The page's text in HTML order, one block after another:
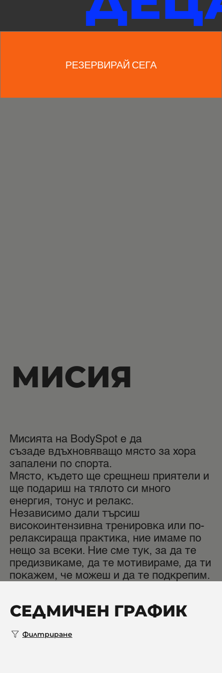
РЕЗЕРВИРАЙ СЕГА
МИСИЯ
Мисията на BodySpot е да
съзаде вдъхновяващо място за хора
запалени по спорта.
Място, където ще срещнеш приятели и
ще подариш на тялото си много
енергия, тонус и релакс.
Независимо дали търсиш
високоинтензивна тренировка или по-
релаксираща практика, ние имаме по
нещо за всеки. Ние сме тук, за да те
предизвикаме, да те мотивираме, да ти
покажем, че можеш и да те подкрепим.
СЕДМИЧЕН ГРАФИК
Филтриране